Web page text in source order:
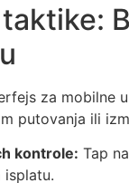
za mobilne
putovanja ili
kontrole: Tap